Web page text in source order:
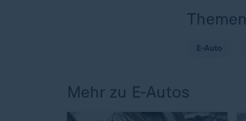
Themen
E-Auto
Mehr zu E-Autos